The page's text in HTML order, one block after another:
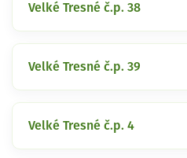
Velké Tresné č.p. 38
Velké Tresné č.p. 39
Velké Tresné č.p. 4